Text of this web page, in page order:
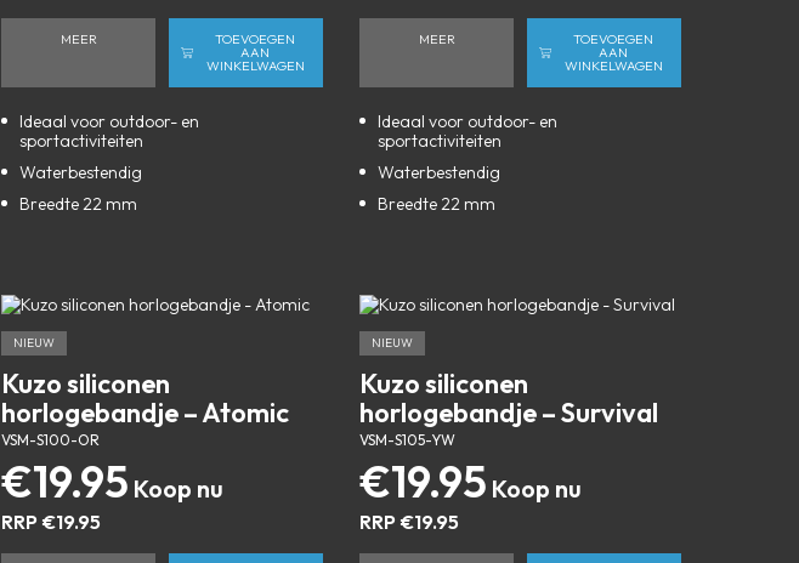
MEER TOEVOEGEN
AAN
WINKELWAGEN
Ideaal voor outdoor- en
sportactiviteiten
Waterbestendig
Breedte 22 mm
MEER TOEVOEGEN
AAN
WINKELWAGEN
Ideaal voor outdoor- en
sportactiviteiten
Waterbestendig
Breedte 22 mm
NIEUW
Kuzo siliconen
horlogebandje – Atomic
VSM-S100-OR
€19.95
RRP €19.95
NIEUW
Kuzo siliconen
horlogebandje – Survival
VSM-S105-YW
€19.95
RRP €19.95